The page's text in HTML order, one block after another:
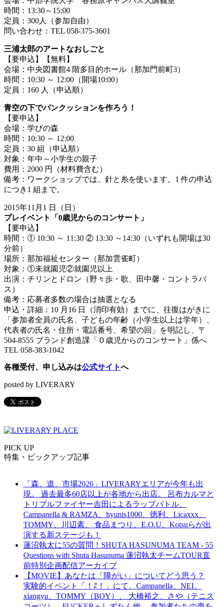
時間：13:30～15:00
定員：300人（参加自由）
問い合わせ：TEL 058-375-3601
三浦太郎のアートなおしごと
【要申込】【無料】
会場：中央図書館4 階多目的ホール（那加門前町3）
時間：10:30 ～ 12:00（開場10:00）
定員：160 人（申込順）
青空の下でパンクッションを作ろう！
【要申込】
会場：学びの森
時間：10:30 ～ 12:00
定員：30 組（申込順）
対象：年中～小学生の親子
費用：2000 円（材料費含む）
備考：ワークショップでは、針と糸を使います。1 件の申込
につき1 組まで。
2015年11月1 日（日）
プレイベント「0歳児からのコンサート」
【要申込】
時間：① 10:30 ～ 11:30 ② 13:30 ～14:30（いずれも開場は30
分前）
場所：那加福祉センター（那加雲雀町）
対象：①未就園児②就園児以上
出演：チリンとドロン（野々歩・歌、田中馨・コントラバ
ス）
備考：応募者多数の場合は抽選となる
申込・詳細：10 月16 日（消印有効）までに、往復はがきに
「参加者全員の氏名、子どもの年齢（小学生以上は学年）、
代表者の氏名・住所・電話番号、希望の回」を明記し、〒
504-8555 ブランド創造課「０歳児からのコンサート」係へ
TEL 058-383-1042
各種受付、申し込みは公式サイトへ
posted by LIVERARY
PICK UP
特集・ピックアップ記事
「森、道、市場2026」LIVERARYエリアが今年も出
現。 過去最多60店以上が各地から出店。 呂布カルマと
トリプルファイヤー吉田によるラップバトル、
Campanella & RAMZA、hyunis1000、徳利、Licaxxx、
TOMMY、川辺素、 食品まつり、E.O.U、Kotsuらが出
演する新ステージも！
蓮沼執太に55の質問！SHUTA HASUNUMA TEAM - 55
Questions with Shuta Hasunuma 蓮沼執太チームTOUR直
前特別企画配信アーカイブ
【MOVIE】あなたは「障がい」についてどう思う？
実験的イベント「！⇄！」にて、Campanella、NEI、
xiangyu、TOMMY（BOY）、 大橋裕之、さや（テニス